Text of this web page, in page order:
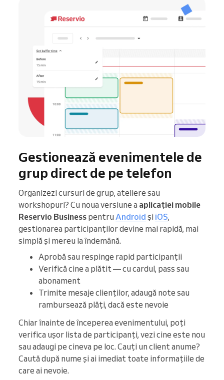
Gestionează evenimentele de
grup direct de pe telefon
Organizezi cursuri de grup, ateliere sau
workshopuri? Cu noua versiune a aplicației mobile
Reservio Business pentru Android și iOS,
gestionarea participanților devine mai rapidă, mai
simplă și mereu la îndemână.
Aprobă sau respinge rapid participanții
Verifică cine a plătit — cu cardul, pass sau
abonament
Trimite mesaje clienților, adaugă note sau
rambursează plăți, dacă este nevoie
Chiar înainte de începerea evenimentului, poți
verifica ușor lista de participanți, vezi cine este nou
sau adaugi pe cineva pe loc. Cauți un client anume?
Caută după nume și ai imediat toate informațiile de
care ai nevoie.